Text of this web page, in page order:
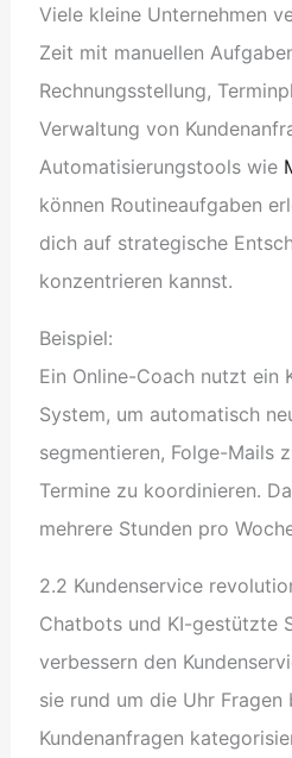
Viele kleine Unternehmen
Zeit mit manuellen
Rechnungsstellung,
Verwaltung von
Automatisierungstools wie
können Routineaufgaben
dich auf strategische
konzentrieren kannst.
Beispiel:
Ein Online-Coach nutzt ein
System, um automatisch
segmentieren, Folge-Mails
Termine zu koordinieren.
mehrere Stunden pro
2.2 Kundenservice
Chatbots und KI-gestützte
verbessern den
sie rund um die Uhr
Kundenanfragen